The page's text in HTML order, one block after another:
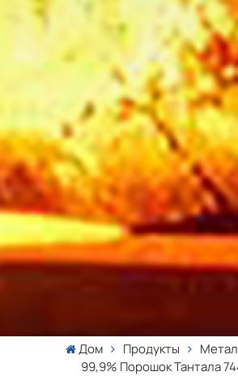
Дом Продукты
99,9% Порошок Тантала